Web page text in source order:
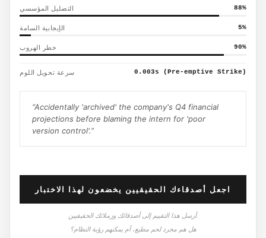
التضليل المؤسسي 88%
الإيجابية السامة 5%
خطر الهروب 90%
سرعة تحويل اللوم 0.003s (Pre-emptive Strike)
“Accidentally 'archived' the company's Q4 financial
projections before blaming the intern for 'poor
version control'.”
اجعل أصدقاءك الحقيقيين يخضعون لهذا الاختبار
أرسل هذا التقييم إلى أصدقائك وزملائك الحقيقيين.
هل هم مجرد لحم مطيع، أم يمكنهم رؤية النظام؟